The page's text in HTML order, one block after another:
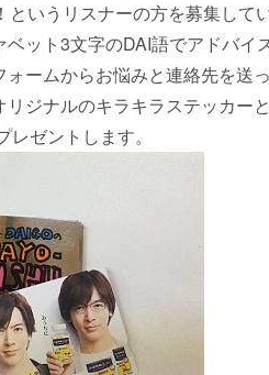
というリスナーの方を募集して
ット3文字のDAI語でアドバイ
ォームからお悩みと連絡先を送
リジナルのキラキラステッカー
ゼントします。